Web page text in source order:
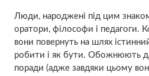
Люди, народжені під цим
оратори, філософи і педагоги.
вони повернуть на шлях
робити і як бути. Обожнюють
поради (адже завдяки цьому